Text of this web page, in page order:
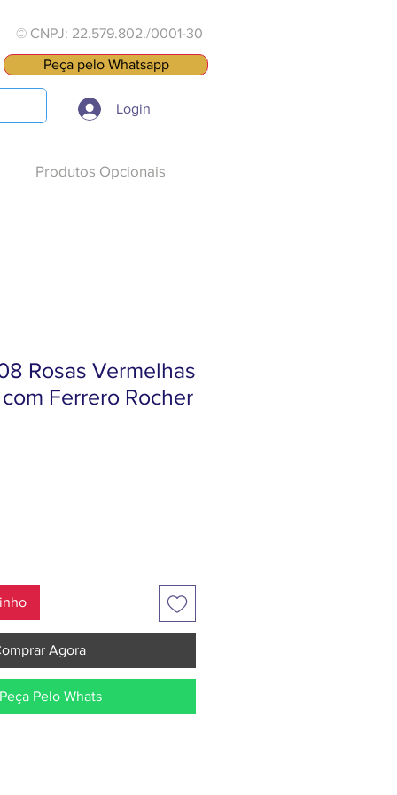
© CNPJ: 22.579.802./0001-30
Peça pelo Whatsapp
Login
Produtos Opcionais
Rosas Vermelhas
Ferrero Rocher
Agora
Pelo Whats